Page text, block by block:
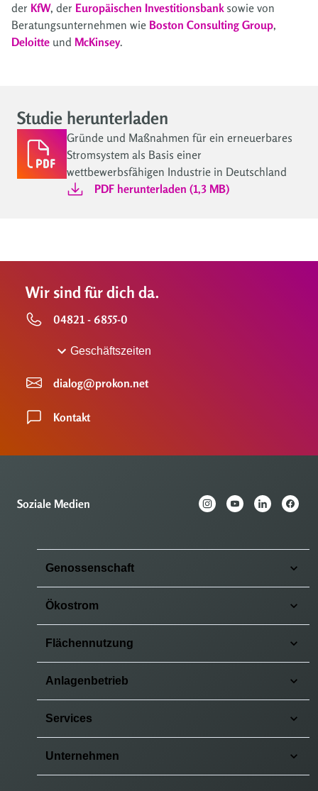
der KfW, der Europäischen Investitionsbanksowie von
Beratungsunternehmen wie Boston Consulting Group,
Deloitte und McKinsey.
Studie herunterladen
Gründe und Maßnahmen für ein erneuerbares
Stromsystem als Basis einer
wettbewerbsfähigen Industrie in Deutschland
PDF herunterladen (1,3 MB)
Wir sind für dich da.
04821 - 6855-0
Geschäftszeiten
dialog@prokon.net
Kontakt
Soziale Medien
Genossenschaft
Ökostrom
Flächennutzung
Anlagenbetrieb
Services
Unternehmen